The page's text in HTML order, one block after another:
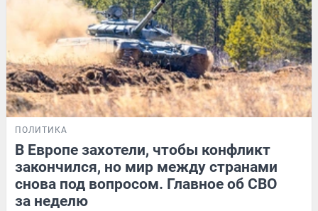
ПОЛИТИКА
В Европе захотели, чтобы конфликт
закончился, но мир между странами
снова под вопросом. Главное об СВО
за неделю